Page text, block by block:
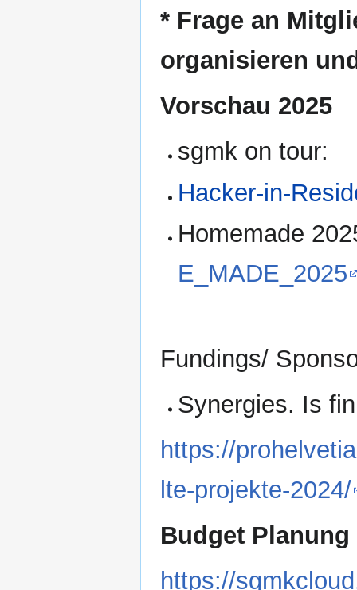
* Frage an
organisieren
Vorschau 2025
sgmk on tour:
Hacker-in-
Homemade
E_MADE_2025
Fundings/
Synergies. Is
https://
lte-projekte-2024/
Budget Planung
https://